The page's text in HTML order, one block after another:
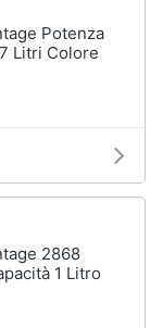
Potenza
Litri Colore
2868
1 Litro